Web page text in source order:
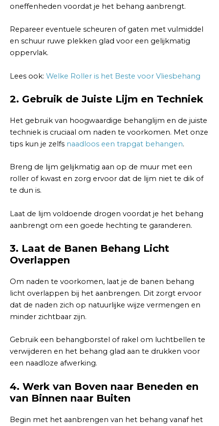
oneffenheden voordat je het behang aanbrengt.
Repareer eventuele scheuren of gaten met vulmiddel
en schuur ruwe plekken glad voor een gelijkmatig
oppervlak.
Lees ook: Welke Roller is het Beste voor Vliesbehang
2. Gebruik de Juiste Lijm en Techniek
Het gebruik van hoogwaardige behanglijm en de juiste
techniek is cruciaal om naden te voorkomen. Met onze
tips kun je zelfs naadloos een trapgat behangen.
Breng de lijm gelijkmatig aan op de muur met een
roller of kwast en zorg ervoor dat de lijm niet te dik of
te dun is.
Laat de lijm voldoende drogen voordat je het behang
aanbrengt om een goede hechting te garanderen.
3. Laat de Banen Behang Licht
Overlappen
Om naden te voorkomen, laat je de banen behang
licht overlappen bij het aanbrengen. Dit zorgt ervoor
dat de naden zich op natuurlijke wijze vermengen en
minder zichtbaar zijn.
Gebruik een behangborstel of rakel om luchtbellen te
verwijderen en het behang glad aan te drukken voor
een naadloze afwerking.
4. Werk van Boven naar Beneden en
van Binnen naar Buiten
Begin met het aanbrengen van het behang vanaf het